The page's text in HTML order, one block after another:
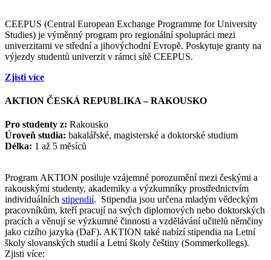
CEEPUS (Central European Exchange Programme for University
Studies) je výměnný program pro regionální spolupráci mezi
univerzitami ve střední a jihovýchodní Evropě. Poskytuje granty na
výjezdy studentů univerzit v rámci sítě CEEPUS.
Zjisti více
AKTION ČESKÁ REPUBLIKA – RAKOUSKO
Pro studenty z: Rakousko
Úroveň studia: bakalářské, magisterské a doktorské studium
Délka: 1 až 5 měsíců
Program AKTION posiluje vzájemné porozumění mezi českými a
rakouskými studenty, akademiky a výzkumníky prostřednictvím
individuálních stipendií. Stipendia jsou určena mladým vědeckým
pracovníkům, kteří pracují na svých diplomových nebo doktorských
pracích a věnují se výzkumné činnosti a vzdělávání učitelů němčiny
jako cizího jazyka (DaF). AKTION také nabízí stipendia na Letní
školy slovanských studií a Letní školy češtiny (Sommerkollegs).
Zjisti více: